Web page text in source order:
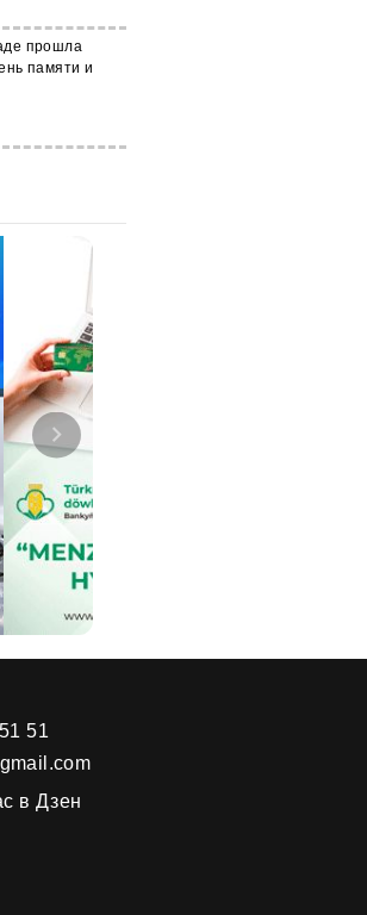
прошла
памяти и
51
в Дзен